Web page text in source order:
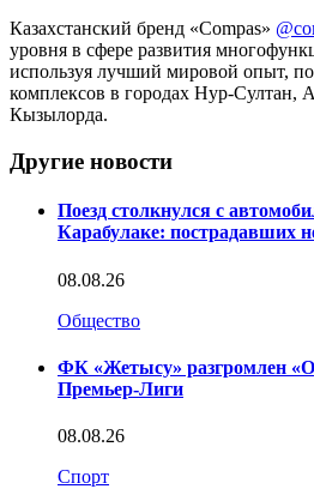
Казахстанский бренд «Compas»
уровня в сфере развития
используя лучший мировой опыт,
комплексов в городах Нур-Султан,
Кызылорда.
Другие новости
Поезд столкнулся с
Карабулаке: пострадавших
08.08.26
Общество
ФК «Жетысу» разгромлен
Премьер-Лиги
08.08.26
Спорт